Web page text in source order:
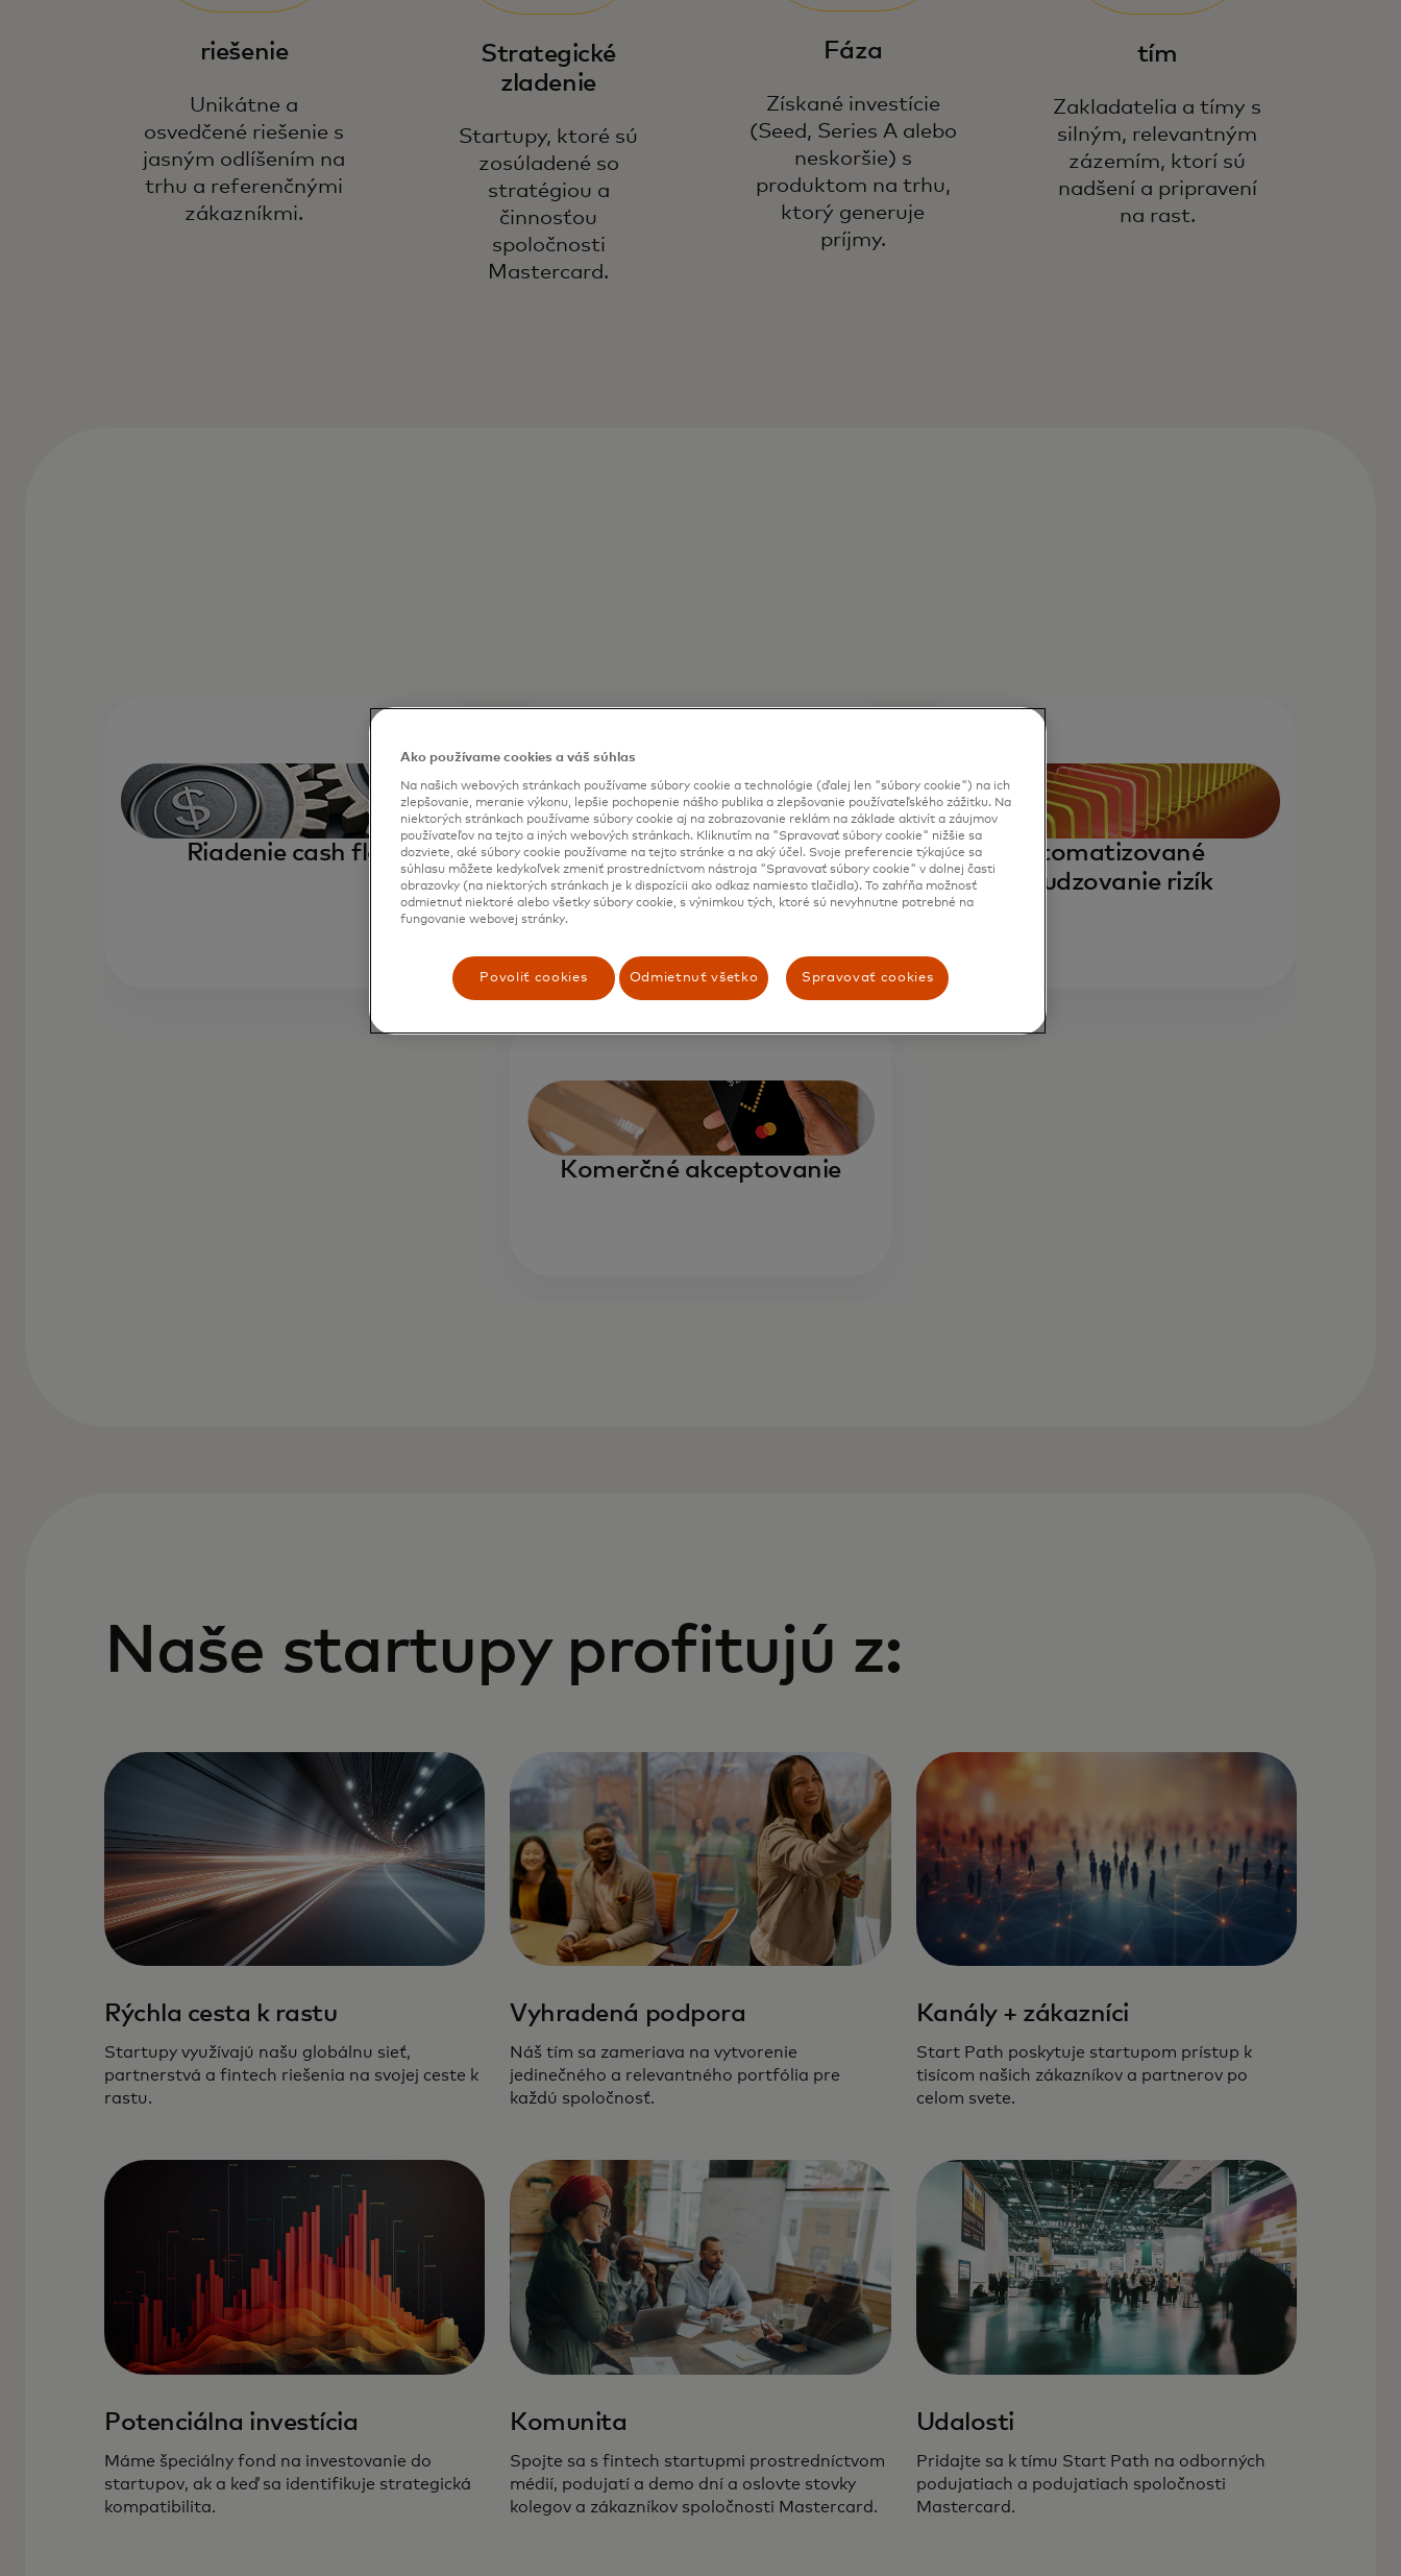
riešenie
Unikátne a
osvedčené riešenie s
jasným odlíšením na
trhu a referenčnými
zákazníkmi.
Strategické
zladenie
Startupy, ktoré sú
zosúladené so
stratégiou a
činnosťou
spoločnosti
Mastercard.
Fáza
Získané investície
(Seed, Series A alebo
neskoršie) s
produktom na trhu,
ktorý generuje
príjmy.
tím
Zakladatelia a tímy s
silným, relevantným
zázemím, ktorí sú
nadšení a pripravení
na rast.
Riadenie cash flow
Alternatívne distribučné
vertikály
Automatizované
posudzovanie rizík
Komerčné akceptovanie
Naše startupy profitujú z:
Rýchla cesta k rastu
Startupy využívajú našu globálnu sieť,
partnerstvá a fintech riešenia na svojej ceste k
rastu.
Vyhradená podpora
Náš tím sa zameriava na vytvorenie
jedinečného a relevantného portfólia pre
každú spoločnosť.
Kanály + zákazníci
Start Path poskytuje startupom prístup k
tisícom našich zákazníkov a partnerov po
celom svete.
Potenciálna investícia
Máme špeciálny fond na investovanie do
startupov, ak a keď sa identifikuje strategická
kompatibilita.
Komunita
Spojte sa s fintech startupmi prostredníctvom
médií, podujatí a demo dní a oslovte stovky
kolegov a zákazníkov spoločnosti Mastercard.
Udalosti
Pridajte sa k tímu Start Path na odborných
podujatiach a podujatiach spoločnosti
Mastercard.
Ako používame cookies a váš súhlas
Na našich webových stránkach používame súbory cookie a technológie (ďalej len "súbory cookie") na ich
zlepšovanie, meranie výkonu, lepšie pochopenie nášho publika a zlepšovanie používateľského zážitku. Na
niektorých stránkach používame súbory cookie aj na zobrazovanie reklám na základe aktivít a záujmov
používateľov na tejto a iných webových stránkach. Kliknutím na "Spravovať súbory cookie" nižšie sa
dozviete, aké súbory cookie používame na tejto stránke a na aký účel. Svoje preferencie týkajúce sa
súhlasu môžete kedykoľvek zmeniť prostredníctvom nástroja "Spravovať súbory cookie" v dolnej časti
obrazovky (na niektorých stránkach je k dispozícii ako odkaz namiesto tlačidla). To zahŕňa možnosť
odmietnuť niektoré alebo všetky súbory cookie, s výnimkou tých, ktoré sú nevyhnutne potrebné na
fungovanie webovej stránky.
Povoliť cookies Odmietnuť všetko Spravovať cookies